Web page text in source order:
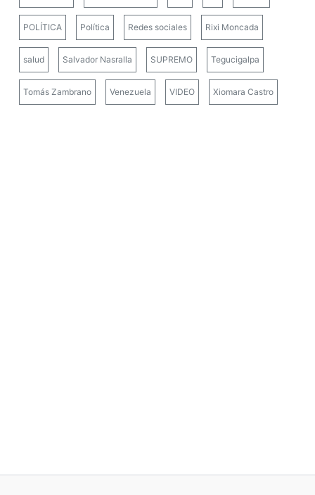
POLÍTICA Política Redes sociales Rixi Moncada
salud Salvador Nasralla SUPREMO Tegucigalpa
Tomás Zambrano Venezuela VIDEO Xiomara Castro